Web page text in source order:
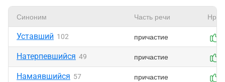
Синоним Часть речи
Уставший 102 причастие
Натерпевшийся 49 причастие
Намаявшийся 57 причастие